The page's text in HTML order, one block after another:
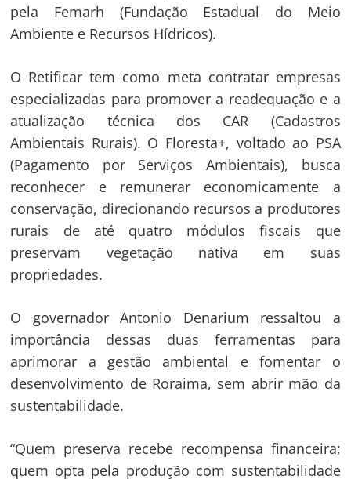
pela Femarh (Fundação Estadual do Meio
Ambiente e Recursos Hídricos).
O Retificar tem como meta contratar empresas
especializadas para promover a readequação e a
atualização técnica dos CAR (Cadastros
Ambientais Rurais). O Floresta+, voltado ao PSA
(Pagamento por Serviços Ambientais), busca
reconhecer e remunerar economicamente a
conservação, direcionando recursos a produtores
rurais de até quatro módulos fiscais que
preservam vegetação nativa em suas
propriedades.
O governador Antonio Denarium ressaltou a
importância dessas duas ferramentas para
aprimorar a gestão ambiental e fomentar o
desenvolvimento de Roraima, sem abrir mão da
sustentabilidade.
“Quem preserva recebe recompensa financeira;
quem opta pela produção com sustentabilidade